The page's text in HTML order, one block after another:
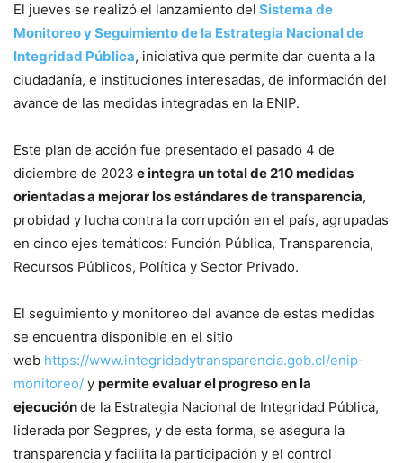
El jueves se realizó el lanzamiento del Sistema de
Monitoreo y Seguimiento de la Estrategia Nacional de
Integridad Pública, iniciativa que permite dar cuenta a la
ciudadanía, e instituciones interesadas, de información del
avance de las medidas integradas en la ENIP.
Este plan de acción fue presentado el pasado 4 de
diciembre de 2023 e integra un total de 210 medidas
orientadas a mejorar los estándares de transparencia,
probidad y lucha contra la corrupción en el país, agrupadas
en cinco ejes temáticos: Función Pública, Transparencia,
Recursos Públicos, Política y Sector Privado.
El seguimiento y monitoreo del avance de estas medidas
se encuentra disponible en el sitio
web https://www.integridadytransparencia.gob.cl/enip-
monitoreo/ y permite evaluar el progreso en la
ejecuciónde la Estrategia Nacional de Integridad Pública,
liderada por Segpres, y de esta forma, se asegura la
transparencia y facilita la participación y el control